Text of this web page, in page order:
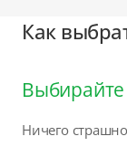
Как
Выбирайте
Ничего